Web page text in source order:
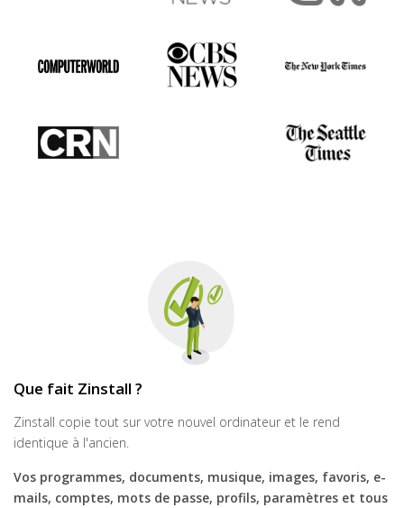
Que fait Zinstall ?
Zinstall copie tout sur votre nouvel ordinateur et le rend
identique à l'ancien.
Vos programmes, documents, musique, images, favoris, e-
mails, comptes, mots de passe, profils, paramètres et tous